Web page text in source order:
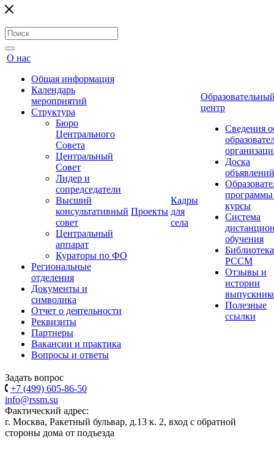
О нас
Общая информация
Календарь
мероприятий
Структура
Бюро
Центрального
Совета
Центральный
Совет
Лидер и
сопредседатели
Высший
консультативный
совет
Центральный
аппарат
Кураторы по ФО
Региональные
отделения
Документы и
символика
Отчет о деятельности
Реквизиты
Партнеры
Вакансии и практика
Вопросы и ответы
Проекты
Кадры
для
села
центр
Сведения
Доска
объявлений
курсы
Система
обучения
Библиотека
РССМ
Отзывы и
истории
Полезные
ссылки
Задать вопрос
+7 (499) 605-86-50
info@rssm.su
Фактический адрес:
г. Москва, Ракетный бульвар, д.13 к. 2, вход с обратной
стороны дома от подъезда